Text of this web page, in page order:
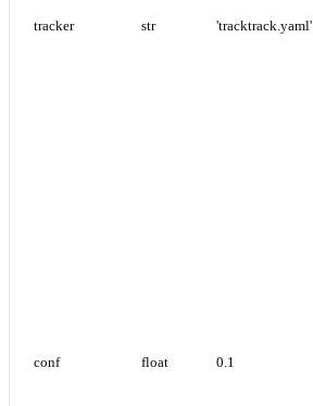
tracker str 'tracktrack.yaml'
conf float 0.1